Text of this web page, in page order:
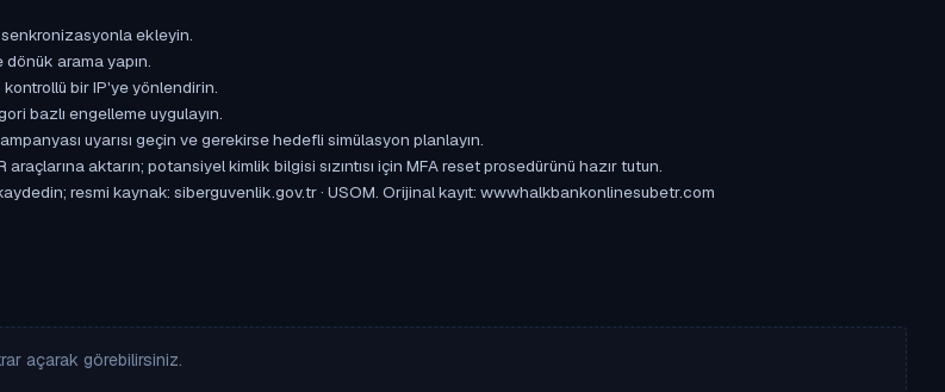
ekleyin.
arama yapın.
kontrollü bir IP'ye yönlendirin.
bazlı engelleme uygulayın.
uyarısı geçin ve gerekirse hedefli simülasyon planlayın.
aktarın; potansiyel kimlik bilgisi sızıntısı için MFA reset prosedürünü hazır tutun.
resmi kaynak: siberguvenlik.gov.tr · USOM. Orijinal kayıt: wwwhalkbankonlinesubetr.com
açarak görebilirsiniz.